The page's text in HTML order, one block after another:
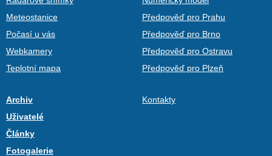
Meteostanice
Počasí u vás
Webkamery
Teplotní mapa
Předpověď pro Prahu
Předpověď pro Brno
Předpověď pro Ostravu
Předpověď pro Plzeň
Archiv
Uživatelé
Články
Fotogalerie
Kontakty